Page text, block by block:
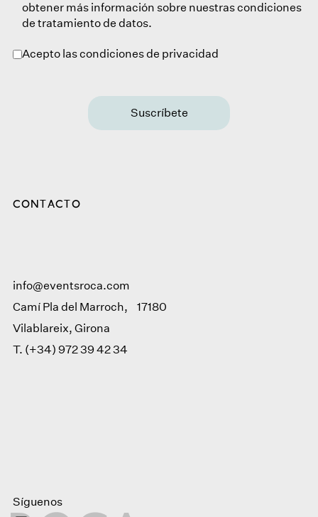
CONTACTO
info@eventsroca.com
Camí Pla del Marroch, 17180
Vilablareix, Girona
T. (+34) 972 39 42 34
Síguenos
obtener más información sobre nuestras condiciones
de tratamiento de datos.
Acepto las condiciones de privacidad
Suscríbete